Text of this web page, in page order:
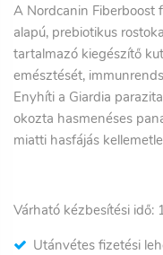
A Nordcanin Fiberboost
alapú, prebiotikus
tartalmazó kiegészítő
emésztését,
Enyhíti a Giardia
okozta hasmenéses
miatti hasfájás
Várható kézbesítési idő:
Utánvétes fizetési